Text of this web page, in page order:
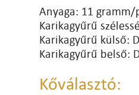
Anyaga: 11
Karikagyűrű
Karikagyűrű külső:
Karikagyűrű belső:
Kőválasztó: